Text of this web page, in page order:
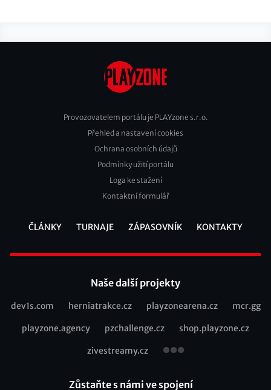
Footer
Provozovatelem portálu je PLAYzone s.r.o.
Přehled a nastavení cookies
Ochrana osobních údajů
Podmínky užití portálu
Loga ke stažení
Kontaktní formulář
ČLÁNKY TURNAJE ZÁPASOVNÍK KONTAKTY
Naše další projekty
Recommended
dev1s.com herniatrakce.cz playzonearena.cz mcr.gg
playzone.agency pzchallenge.cz shop.playzone.cz
zivestreamy.cz
Zůstaňte s námi ve spojení